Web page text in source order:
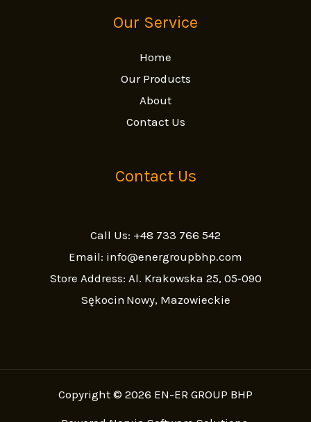
Our Service
Home
Our Products
About
Contact Us
Contact Us
Call Us: +48 733 766 542
Email: info@energroupbhp.com
Store Address: Al. Krakowska 25, 05‑090
Sękocin Nowy, Mazowieckie
Copyright © 2026 EN-ER GROUP BHP